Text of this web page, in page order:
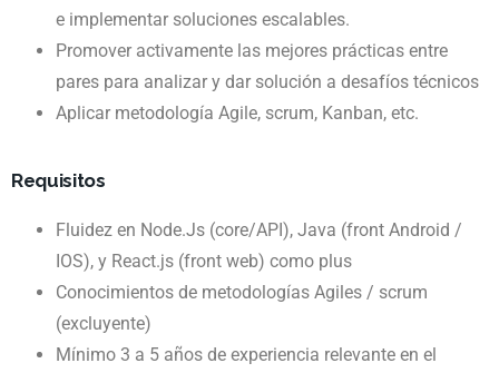
e implementar soluciones escalables.
Promover activamente las mejores prácticas entre
pares para analizar y dar solución a desafíos técnicos
Aplicar metodología Agile, scrum, Kanban, etc.
Requisitos
Fluidez en Node.Js (core/API), Java (front Android /
IOS), y React.js (front web) como plus
Conocimientos de metodologías Agiles / scrum
(excluyente)
Mínimo 3 a 5 años de experiencia relevante en el